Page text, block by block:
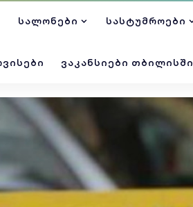
ᲡᲐᲚᲝᲜᲔᲑᲘ ᲡᲐᲡᲢᲣᲛᲠᲝᲔᲑᲘ
ᲕᲐᲙᲐᲜᲡᲘᲔᲑᲘ ᲗᲑᲘᲚᲘᲡᲨᲘ